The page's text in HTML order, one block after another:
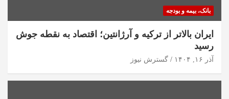
بانک، بیمه و بودجه
ایران بالاتر از ترکیه و آرژانتین؛ اقتصاد به نقطه جوش
رسید
آذر ۱۶, ۱۴۰۴ گسترش نیوز